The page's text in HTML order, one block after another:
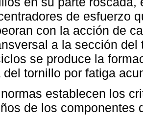
de esfuerzo
con la acción de
a la sección del
se produce la
del tornillo por fatiga
establecen los
de los componentes